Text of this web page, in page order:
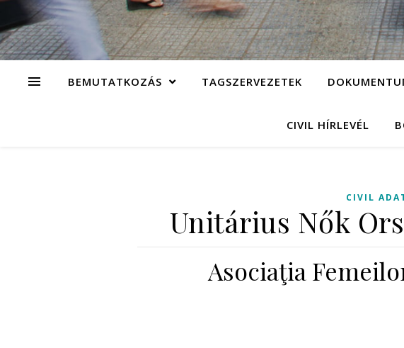
BEMUTATKOZÁS TAGSZERVEZETEK
CIVIL HÍRLEVÉL
CIVIL
Unitárius Nők
Asociaţia